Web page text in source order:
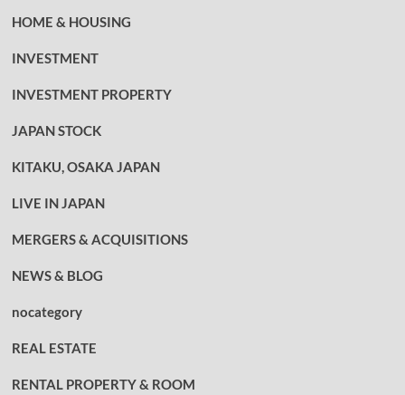
HOME & HOUSING
INVESTMENT
INVESTMENT PROPERTY
JAPAN STOCK
KITAKU, OSAKA JAPAN
LIVE IN JAPAN
MERGERS & ACQUISITIONS
NEWS & BLOG
nocategory
REAL ESTATE
RENTAL PROPERTY & ROOM